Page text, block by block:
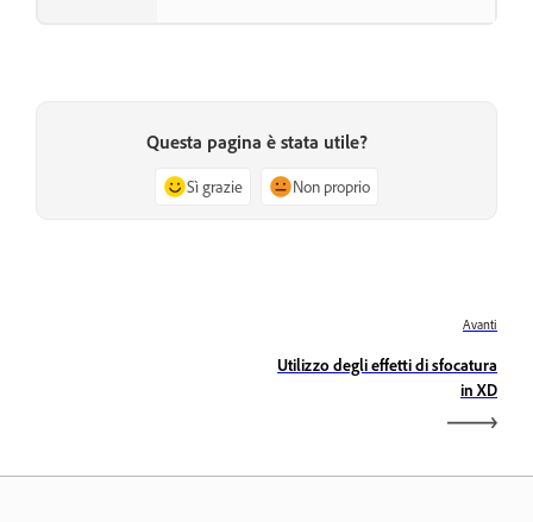
Questa pagina è stata utile?
Sì grazie Non proprio
Avanti
Utilizzo degli effetti di sfocatura
in XD